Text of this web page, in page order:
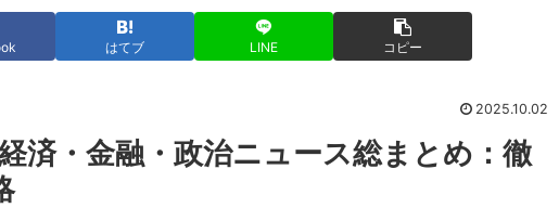
はてブ LINE コピー
2025.10.02
済・金融・政治ニュース総まとめ：徹